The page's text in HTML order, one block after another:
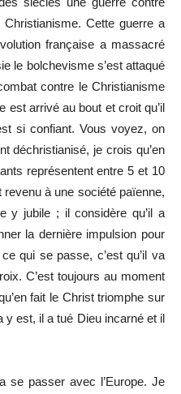
Christianisme. Cette guerre a
française a massacré
le bolchevisme s’est attaqué
contre le Christianisme
est arrivé au bout et croit qu’il
si confiant. Vous voyez, on
déchristianisé, je crois qu’en
représentent entre 5 et 10
à une société païenne,
y jubile ; il considère qu’il a
la dernière impulsion pour
qui se passe, c’est qu’il va
C’est toujours au moment
fait le Christ triomphe sur
est, il a tué Dieu incarné et il
se passer avec l’Europe. Je